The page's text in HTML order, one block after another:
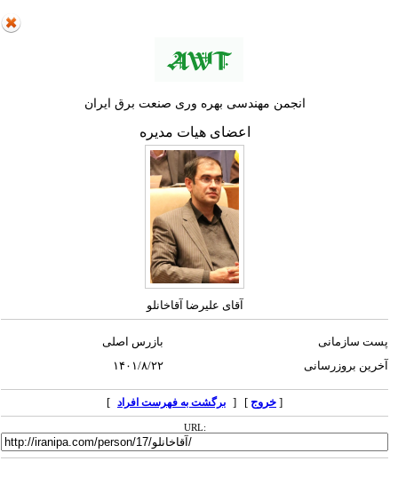
انجمن مهندسی بهره وری صنعت برق ایران
اعضای هیات مدیره
آقای علیرضا آقاخانلو
پست سازمانی
بازرس اصلی
آخرین بروزرسانی
۱۴۰۱/۸/۲۲
خروج] [ برگشت به فهرست افراد ]
URL: